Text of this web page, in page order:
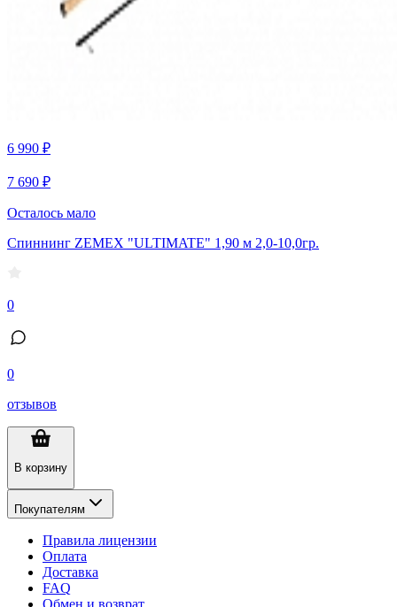
6 990 ₽
7 690 ₽
Осталось мало
Спиннинг ZEMEX "ULTIMATE" 1,90 м 2,0-10,0гр.
0
0
отзывов
В корзину
Покупателям
Правила лицензии
Оплата
Доставка
FAQ
Обмен и возврат